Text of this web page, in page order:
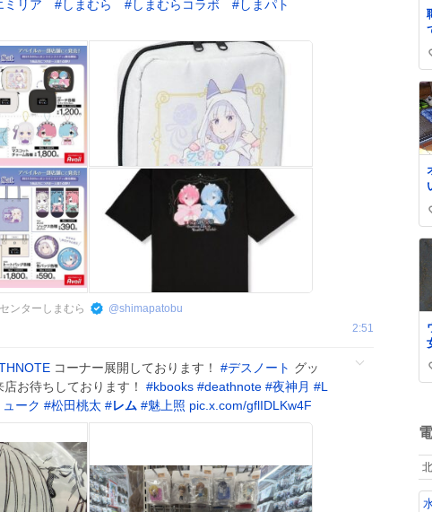
ミリア #しまむら #しまむらコラボ #しまパト
ンターしまむら @shimapatobu
2:51
コーナー展開しております！ #デスノート グッ
お待ちしております！ #kbooks #deathnote #夜神月 #L
ューク #松田桃太 #レム #魅上照 pic.x.com/gflIDLKw4F
数